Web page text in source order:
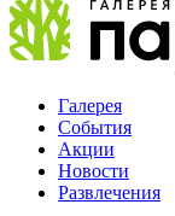
Галерея
События
Акции
Новости
Развлечения